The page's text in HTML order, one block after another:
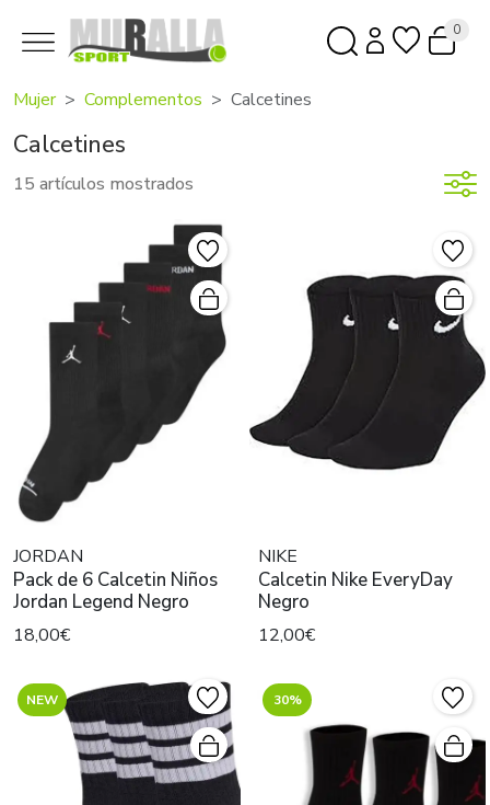
0
Mujer Complementos Calcetines
Calcetines
15 artículos mostrados
JORDAN
Pack de 6 Calcetin Niños
Jordan Legend Negro
18,00€
NIKE
Calcetin Nike EveryDay
Negro
12,00€
NEW 30%